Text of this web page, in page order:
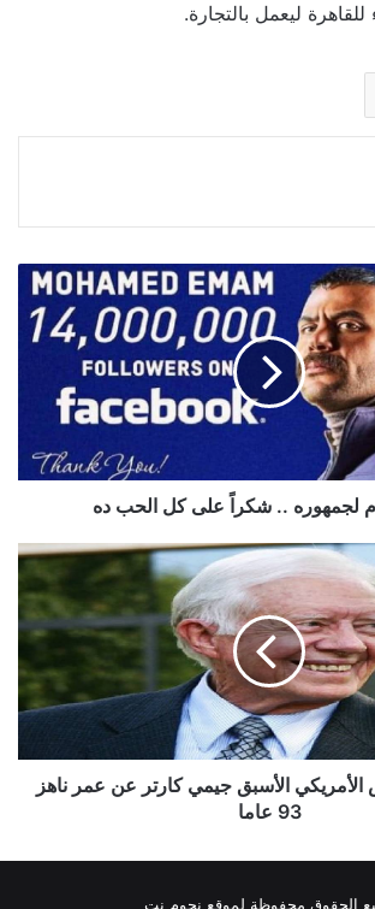
ليعمل بالتجارة.
لجمهوره .. شكراً على كل الحب ده
الأمريكي الأسبق جيمي كارتر عن عمر ناهز
93 عاما
الحقوق محفوظة لموقع نجوم نت